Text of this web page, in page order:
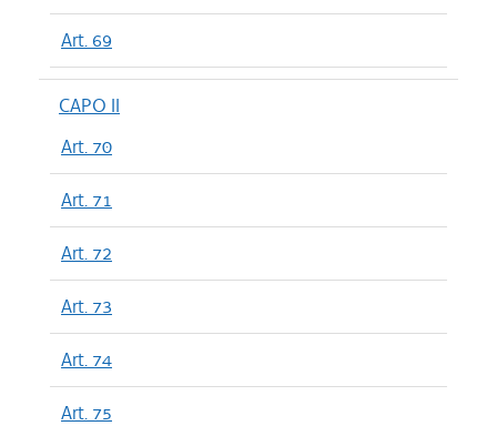
Art. 69
CAPO II
Art. 70
Art. 71
Art. 72
Art. 73
Art. 74
Art. 75